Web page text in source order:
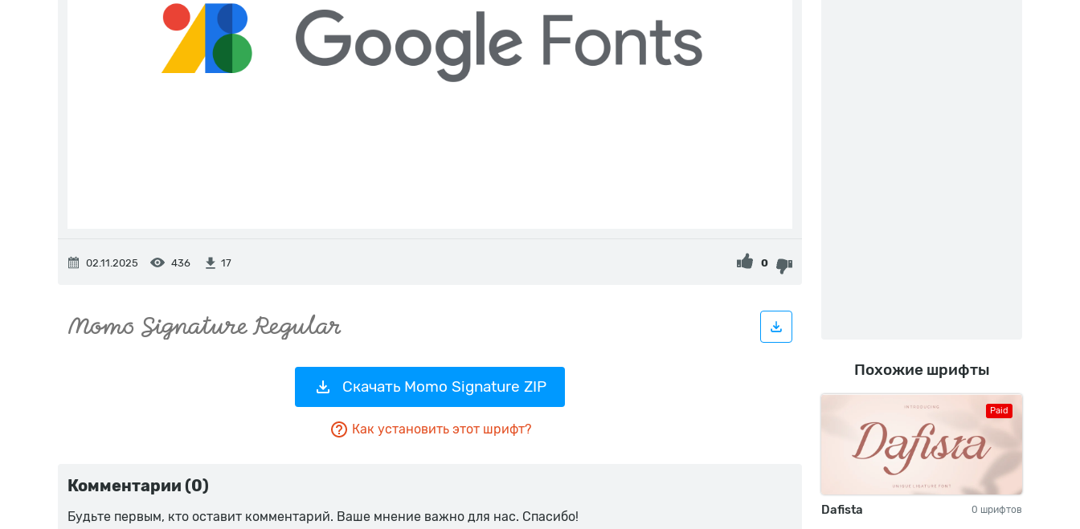
02.11.2025 436 17 0
Скачать Momo Signature ZIP
Как установить этот шрифт?
Комментарии (0)
Будьте первым, кто оставит комментарий. Ваше мнение важно для нас. Спасибо!
Похожие шрифты
Paid
Dafista 0 шрифтов